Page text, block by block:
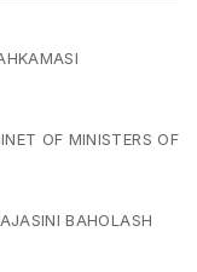
OF MINISTERS OF
BAHOLASH